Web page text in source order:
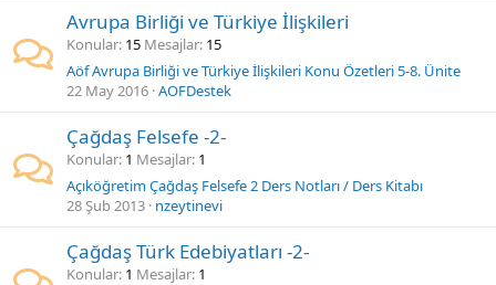
Avrupa Birliği ve Türkiye İlişkileri
Konular 15 Mesajlar 15
Aöf Avrupa Birliği ve Türkiye İlişkileri Konu Özetleri 5-8. Ünite
22 May 2016 AOFDestek
Çağdaş Felsefe -2-
Konular 1 Mesajlar 1
Açıköğretim Çağdaş Felsefe 2 Ders Notları / Ders Kitabı
28 Şub 2013 nzeytinevi
Çağdaş Türk Edebiyatları -2-
Konular 1 Mesajlar 1